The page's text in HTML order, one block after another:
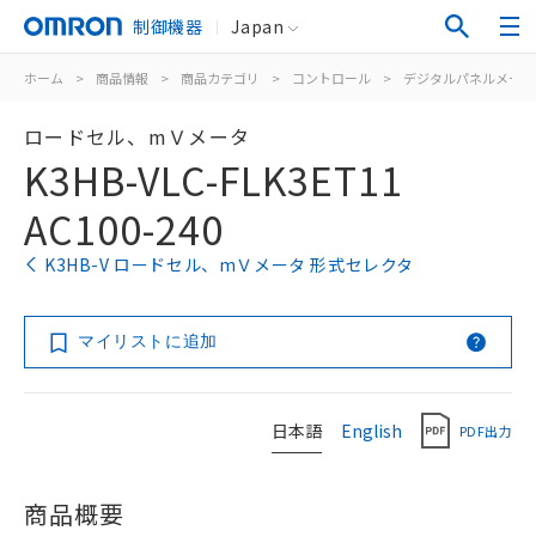
制御機器 Japan
ホーム > 商品情報 > 商品カテゴリ > コントロール > デジタルパネルメータ
ロードセル、mＶメータ
K3HB-VLC-FLK3ET11
AC100-240
K3HB-V ロードセル、mＶメータ 形式セレクタ
マイリストに追加
日本語 English PDF出力
商品概要